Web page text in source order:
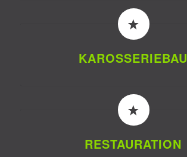
KAROSSERIE­BAU
RESTAU­RATION